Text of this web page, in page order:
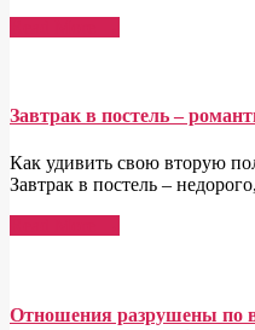
Завтрак в постель –
Как удивить свою вторую
Завтрак в постель –
Отношения разрушены по